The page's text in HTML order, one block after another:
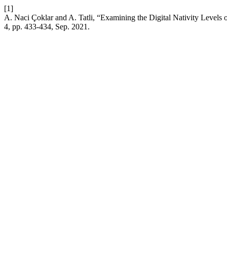
[1]
A. Naci Çoklar and A. Tatli, “Examining the Digital Nativity Levels
4, pp. 433-434, Sep. 2021.